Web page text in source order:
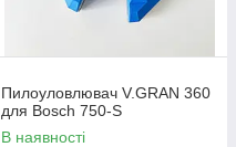
Пилоуловлювач V.GRAN 360
для Bosch 750-S
В наявності